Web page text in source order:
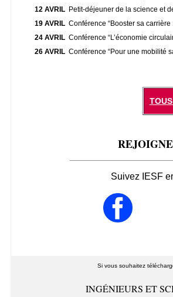
12 AVRIL Petit-déjeuner de la science et
19 AVRIL Conférence “Booster sa
24 AVRIL Conférence “L’économie
26 AVRIL Conférence “Pour une mobilité
Suivez IESF
Si vous souhaitez
INGÉNIEURS ET